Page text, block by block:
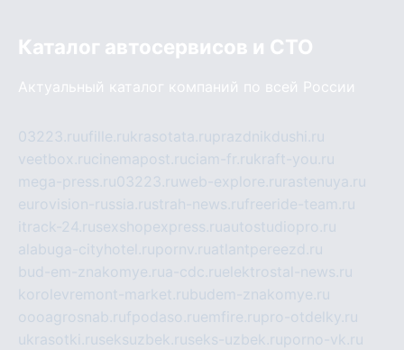
Каталог автосервисов и СТО
Актуальный каталог компаний по всей России
03223.ruufille.rukrasotata.ruprazdnikdushi.ru
veetbox.rucinemapost.ruciam-fr.rukraft-you.ru
mega-press.ru03223.ruweb-explore.ru rastenuya.ru
eurovision-russia.rustrah-news.rufreeride-team.ru
itrack-24.rusexshopexpress.ruautostudiopro.ru
alabuga-cityhotel.rupornv.ruatlantpereezd.ru
bud-em-znakomye.rua-cdc.ruelektrostal-news.ru
korolevremont-market.rubudem-znakomye.ru
oooagrosnab.rufpodaso.ruemfire.rupro-otdelky.ru
ukrasotki.ruseksuzbek.ruseks-uzbek.ruporno-vk.ru